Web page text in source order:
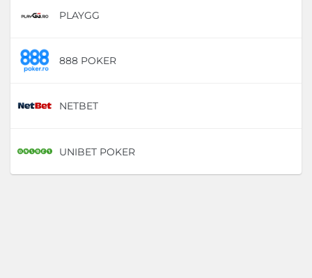
PLAYGG
888 POKER
NETBET
UNIBET POKER